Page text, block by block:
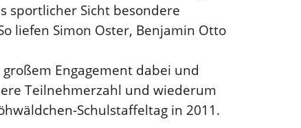
sportlicher Sicht besondere
liefen Simon Oster, Benjamin Otto
Engagement dabei und
Teilnehmerzahl und wiederum
Schulstaffeltag in 2011.